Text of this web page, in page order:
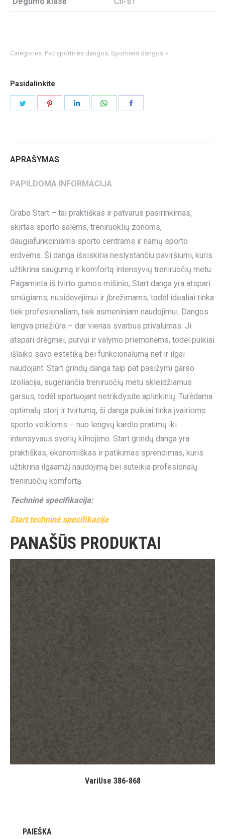
Categories: Pvc sportinės dangos, Sportinės dangos
Pasidalinkite
APRAŠYMAS
PAPILDOMA INFORMACIJA
Grabo Start – tai praktiškas ir patvarus pasirinkimas,
skirtas sporto salėms, treniruoklių zonoms,
daugiafunkciniams sporto centrams ir namų sporto
erdvėms. Ši danga išsiskiria neslystančiu paviršiumi, kuris
užtikrina saugumą ir komfortą intensyvių treniruočių metu.
Pagaminta iš tvirto gumos mišinio, Start danga yra atspari
smūgiams, nusidėvėjimui ir įbrėžimams, todėl idealiai tinka
tiek profesionaliam, tiek asmeniniam naudojimui. Dangos
lengva priežiūra – dar vienas svarbus privalumas. Ji
atspari drėgmei, purvui ir valymo priemonėms, todėl puikiai
išlaiko savo estetiką bei funkcionalumą net ir ilgai
naudojant. Start grindų danga taip pat pasižymi garso
izoliacija, sugeriančia treniruočių metu skleidžiamus
garsus, todėl sportuojant netrikdysite aplinkinių. Turėdama
optimalų storį ir tvirtumą, ši danga puikiai tinka įvairioms
sporto veikloms – nuo lengvų kardio pratimų iki
intensyvaus svorių kilnojimo. Start grindų danga yra
praktiškas, ekonomiškas ir patikimas sprendimas, kuris
užtikrina ilgaamžį naudojimą bei suteikia profesionalų
treniruočių komfortą.
Techninė specifikacija:
Start techninė specifikacija
PANAŠŪS PRODUKTAI
VariUse 386-868
PAIEŠKA